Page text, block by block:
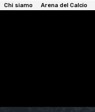
Chi siamo Arena del Calcio